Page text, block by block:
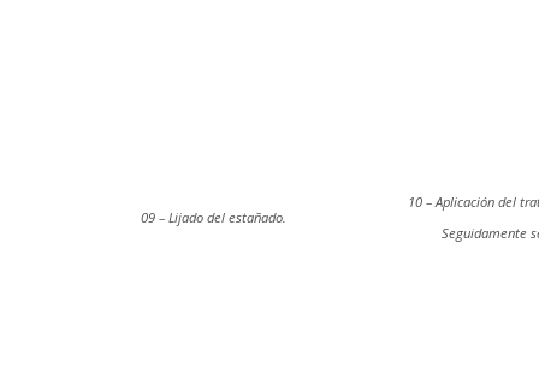
09 – Lijado del estañado.
10 – Aplicación del
Seguidamente